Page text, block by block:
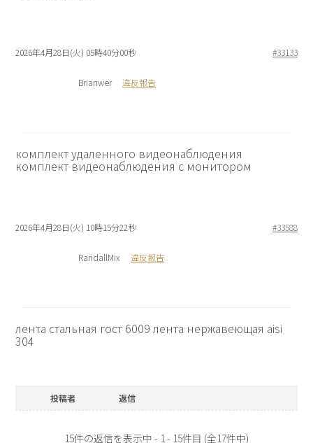
2026年4月28日(火) 05時40分00秒 #33133
Brianwer 違反報告
комплект удаленного видеонаблюдения
комплект видеонаблюдения с монитором
2026年4月28日(火) 10時15分22秒 #33588
RandallMix 違反報告
лента стальная гост 6009лента нержавеющая aisi
304
投稿者 返信
15件の返信を表示中 - 1 - 15件目 (全17件中)